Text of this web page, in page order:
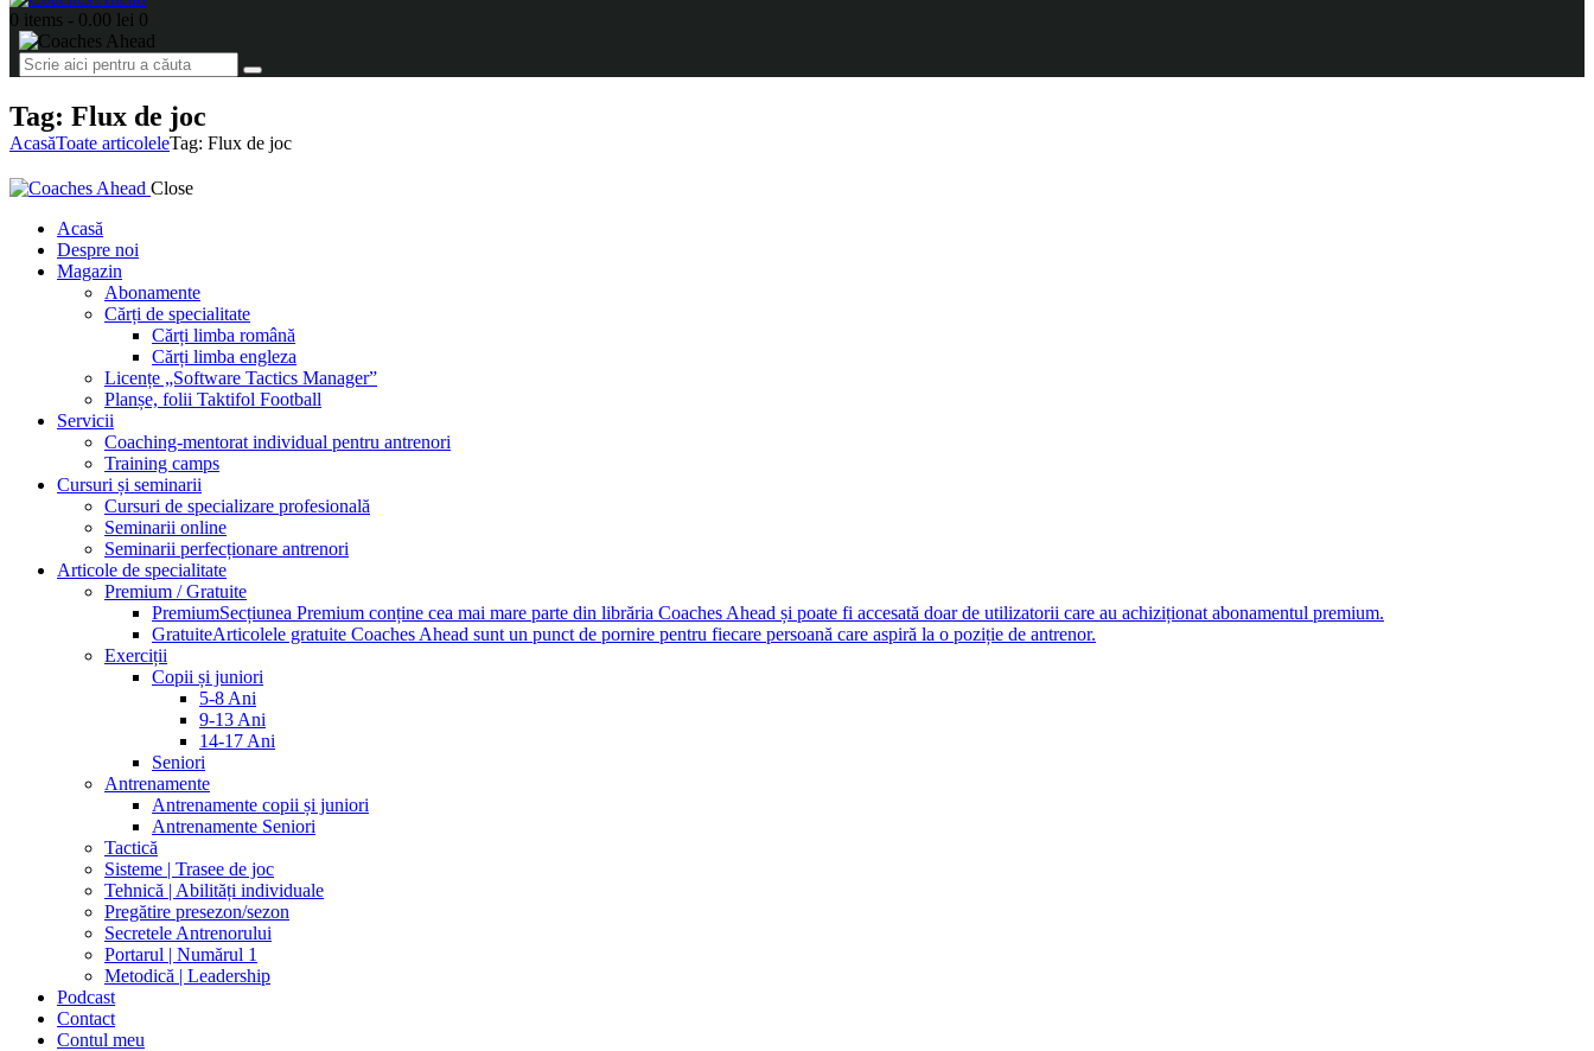
0 items - 0.00 lei 0
Tag: Flux de joc
AcasăToate articoleleTag: Flux de joc
Close
Acasă
Despre noi
Magazin
Abonamente
Cărți de specialitate
Cărți limba română
Cărți limba engleza
Licențe „Software Tactics Manager”
Planșe, folii Taktifol Football
Servicii
Coaching-mentorat individual pentru antrenori
Training camps
Cursuri și seminarii
Cursuri de specializare profesională
Seminarii online
Seminarii perfecționare antrenori
Articole de specialitate
Premium / Gratuite
PremiumSecțiunea Premium conține cea mai mare parte din librăria Coaches Ahead și poate fi accesată doar de utilizatorii care au achiziționat abonamentul premium.
GratuiteArticolele gratuite Coaches Ahead sunt un punct de pornire pentru fiecare persoană care aspiră la o poziție de antrenor.
Exerciții
Copii și juniori
5-8 Ani
9-13 Ani
14-17 Ani
Seniori
Antrenamente
Antrenamente copii și juniori
Antrenamente Seniori
Tactică
Sisteme | Trasee de joc
Tehnică | Abilități individuale
Pregătire presezon/sezon
Secretele Antrenorului
Portarul | Numărul 1
Metodică | Leadership
Podcast
Contact
Contul meu